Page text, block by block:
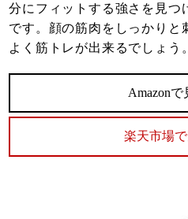
分にフィットする強さを見つ
です。顔の筋肉をしっかりと
よく筋トレが出来るでしょう。
Amazonで
楽天市場